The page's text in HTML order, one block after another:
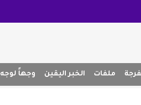
ملفات الخبر اليقين وجهاً لوجه